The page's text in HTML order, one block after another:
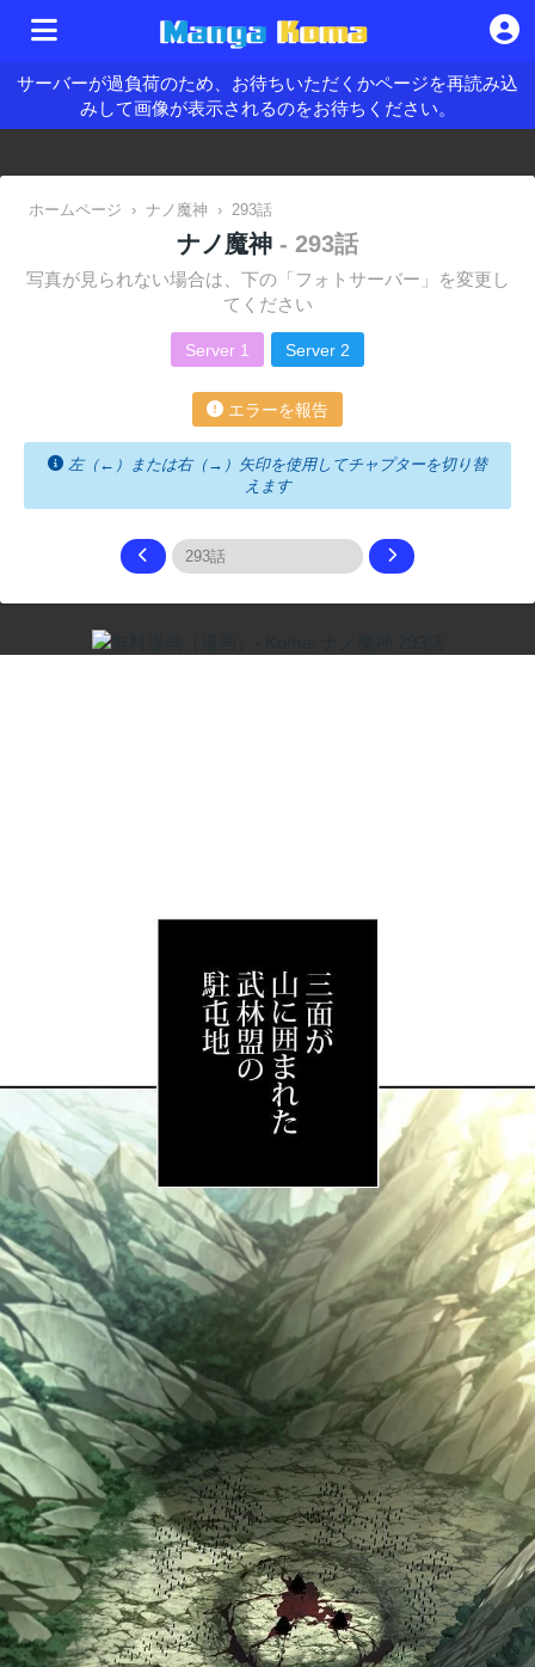
サーバーが過負荷のため、お待ちいただくかページを再読み込
みして画像が表示されるのをお待ちください。
ホームページ › ナノ魔神 › 293話
ナノ魔神 - 293話
写真が見られない場合は、下の「フォトサーバー」を変更し
てください
Server 1 Server 2
エラーを報告
左（←）または右（→）矢印を使用してチャプターを切り替
えます